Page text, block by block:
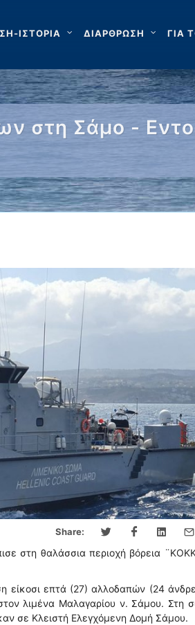
ΙΣΤΟΡΙΑ ΔΙΑΡΘΡΩΣΗ ΓΙΑ
στη Σάμο -
Share:
στη θαλάσσια περιοχή βόρεια
είκοσι επτά (27) αλλοδαπών (24
λιμένα Μαλαγαρίου ν. Σάμου. Στη
σε Κλειστή Ελεγχόμενη Δομή Σάμου.